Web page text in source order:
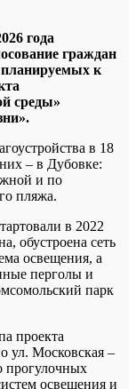
года
граждан
планируемых к
среды»
в 18
– в Дубовке:
и по
пляжа.
в 2022
обустроена сеть
освещения, а
перголы и
парк
проекта
ул. Московская –
прогулочных
освещения и